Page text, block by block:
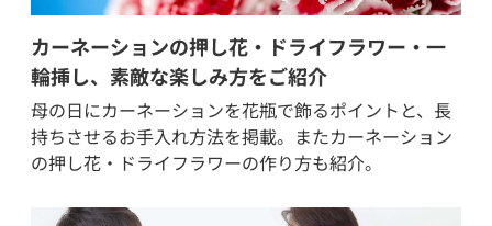
カーネーションの押し花・ドライフラワー・一
輪挿し、素敵な楽しみ方をご紹介
母の日にカーネーションを花瓶で飾るポイントと、長
持ちさせるお手入れ方法を掲載。またカーネーション
の押し花・ドライフラワーの作り方も紹介。